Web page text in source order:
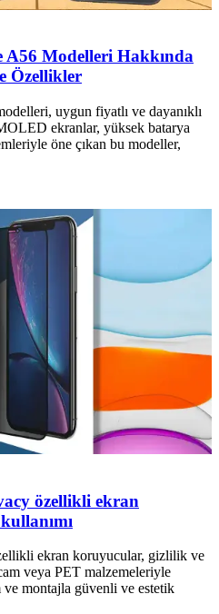
A56 Modelleri Hakkında
Özellikler
uygun fiyatlı ve dayanıklı
ekranlar, yüksek batarya
öne çıkan bu modeller,
özellikli ekran
ekran koruyucular, gizlilik ve
veya PET malzemeleriyle
ve montajla güvenli ve estetik